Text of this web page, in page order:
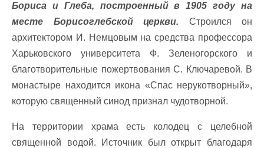
Бориса и Глеба, построенный в 1905 году на
месте Борисоглебской церкви. Строился он
архитектором И. Немцовым на средства профессора
Харьковского университета Ф. Зеленогорского и
благотворительные пожертвования С. Ключаревой. В
монастыре находится икона «Спас нерукотворный»,
которую священный синод признал чудотворной.
На территории храма есть колодец с целебной
священной водой. Источник был открыт благодаря